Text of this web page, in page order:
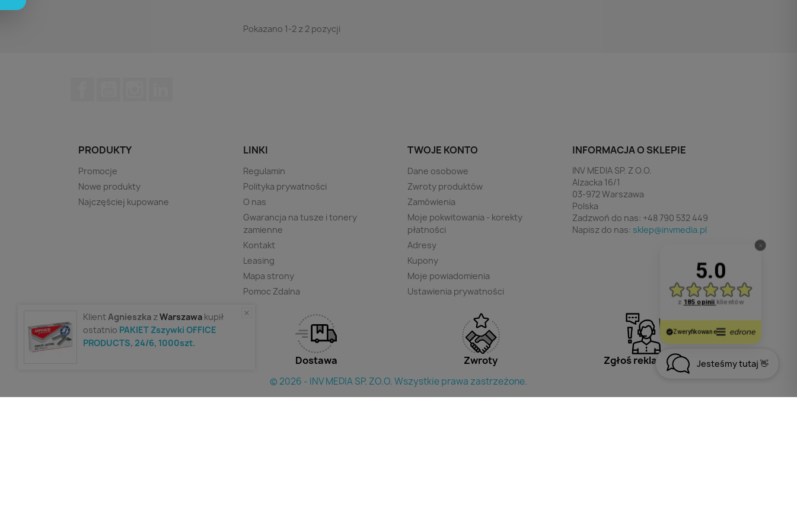
Pokazano 1-2 z 2 pozycji
PRODUKTY
Promocje
Nowe produkty
Najczęściej kupowane
LINKI
Regulamin
Polityka prywatności
O nas
Gwarancja na tusze i tonery
zamienne
Kontakt
Leasing
Mapa strony
Pomoc Zdalna
TWOJE KONTO
Dane osobowe
Zwroty produktów
Zamówienia
Moje pokwitowania - korekty
płatności
Adresy
Kupony
Moje powiadomienia
Ustawienia prywatności
INFORMACJA O SKLEPIE
INV MEDIA SP. Z O.O.
Alzacka 16/1
03-972 Warszawa
Polska
Zadzwoń do nas: +48 790 532 449
Napisz do nas: sklep@invmedia.pl
Jesteśmy tutaj 👋
Dostawa Zwroty Zgłoś reklamację
© 2026 - INV MEDIA SP. ZO.O. Wszystkie prawa zastrzeżone.
Klient Agnieszka zWarszawa kupił
ostatnio PAKIET Zszywki OFFICE
PRODUCTS, 24/6, 1000szt.